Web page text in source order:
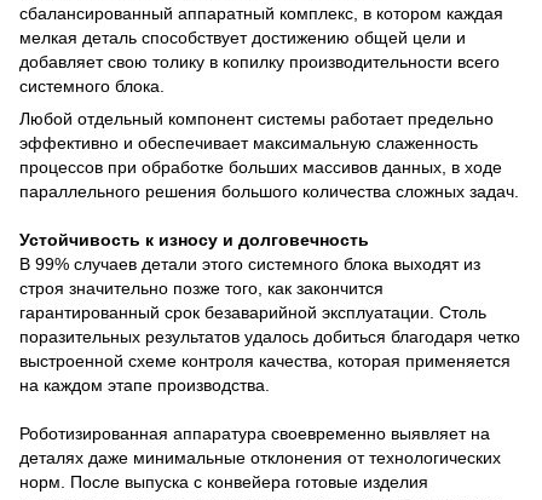
сбалансированный аппаратный комплекс, в котором каждая
мелкая деталь способствует достижению общей цели и
добавляет свою толику в копилку производительности всего
системного блока.
Любой отдельный компонент системы работает предельно
эффективно и обеспечивает максимальную слаженность
процессов при обработке больших массивов данных, в ходе
параллельного решения большого количества сложных задач.
Устойчивость к износу и долговечность
В 99% случаев детали этого системного блока выходят из
строя значительно позже того, как закончится
гарантированный срок безаварийной эксплуатации. Столь
поразительных результатов удалось добиться благодаря четко
выстроенной схеме контроля качества, которая применяется
на каждом этапе производства.
Роботизированная аппаратура своевременно выявляет на
деталях даже минимальные отклонения от технологических
норм. После выпуска с конвейера готовые изделия